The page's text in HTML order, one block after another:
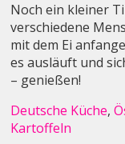
Noch ein kleiner
verschiedene
mit dem Ei
es ausläuft und
– genießen!
Deutsche Küche,
Kartoffeln